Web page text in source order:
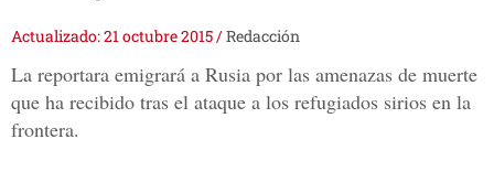
Actualizado: 21 octubre 2015/Redacción
La reportara emigrará a Rusia por las amenazas de muerte
que ha recibido tras el ataque a los refugiados sirios en la
frontera.